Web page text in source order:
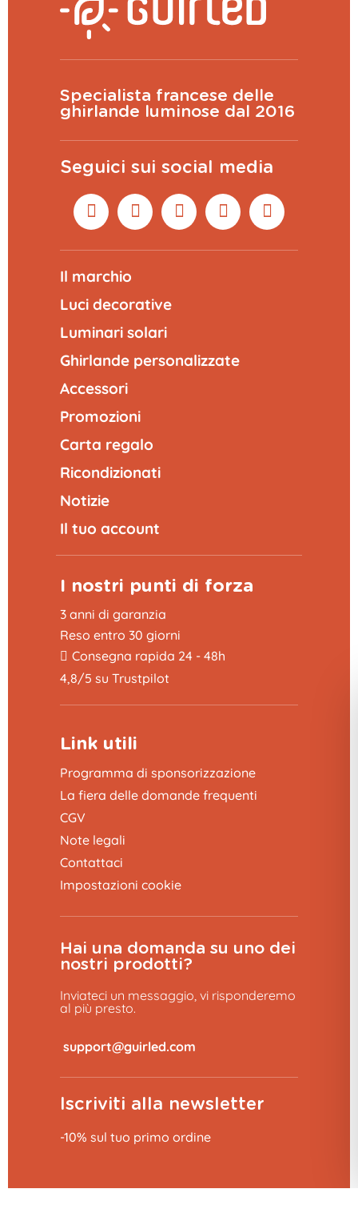
Specialista francese delle
ghirlande luminose dal 2016
Seguici sui social media
Il marchio
Luci decorative
Luminari solari
Ghirlande personalizzate
Accessori
Promozioni
Carta regalo
Ricondizionati
Notizie
Il tuo account
I nostri punti di forza
3 anni di garanzia
Reso entro 30 giorni
Consegna rapida 24 - 48h
4,8/5 su Trustpilot
Link utili
Programma di sponsorizzazione
La fiera delle domande frequenti
CGV
Note legali
Contattaci
Impostazioni cookie
Hai una domanda su uno dei
nostri prodotti?
Inviateci un messaggio, vi risponderemo
al più presto.
Iscriviti alla newsletter
-10% sul tuo primo ordine
Sconto del 10% 👋
Sul tuo ordine, ti va?
SÌ, CERTO!